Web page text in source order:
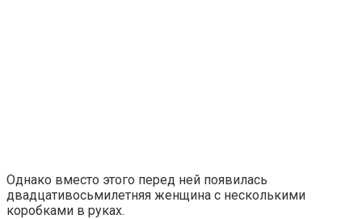
Однако вместо этого перед ней появилась
двадцативосьмилетняя женщина с несколькими
коробками в руках.